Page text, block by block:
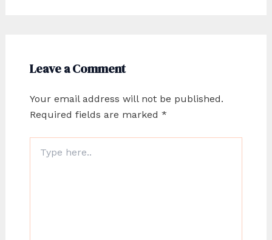
Leave a Comment
Your email address will not be published.
Required fields are marked *
here..